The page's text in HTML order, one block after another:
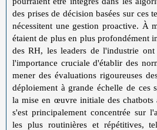
des prises de décision basées sur ces
nécessitent une gestion proactive. À
étaient de plus en plus profondément
des RH, les leaders de l'industrie ont
l'importance cruciale d'établir des
mener des évaluations rigoureuses
déploiement à grande échelle de ces
la mise en œuvre initiale des chatbots
s'est principalement concentrée sur
les plus routinières et répétitives,